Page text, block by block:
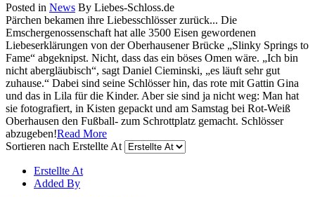
Posted in News By Liebes-Schloss.de
Pärchen bekamen ihre Liebesschlösser zurück... Die
Emschergenossenschaft hat alle 3500 Eisen gewordenen
Liebeserklärungen von der Oberhausener Brücke „Slinky Springs to
Fame“ abgeknipst. Nicht, dass das ein böses Omen wäre. „Ich bin
nicht abergläubisch“, sagt Daniel Cieminski, „es läuft sehr gut
zuhause.“ Dabei sind seine Schlösser hin, das rote mit Gattin Gina
und das in Lila für die Kinder. Aber sie sind ja nicht weg: Man hat
sie fotografiert, in Kisten gepackt und am Samstag bei Rot-Weiß
Oberhausen den Fußball- zum Schrottplatz gemacht. Schlösser
abzugeben!Read More
Sortieren nach Erstellte At
Erstellte At
Added By